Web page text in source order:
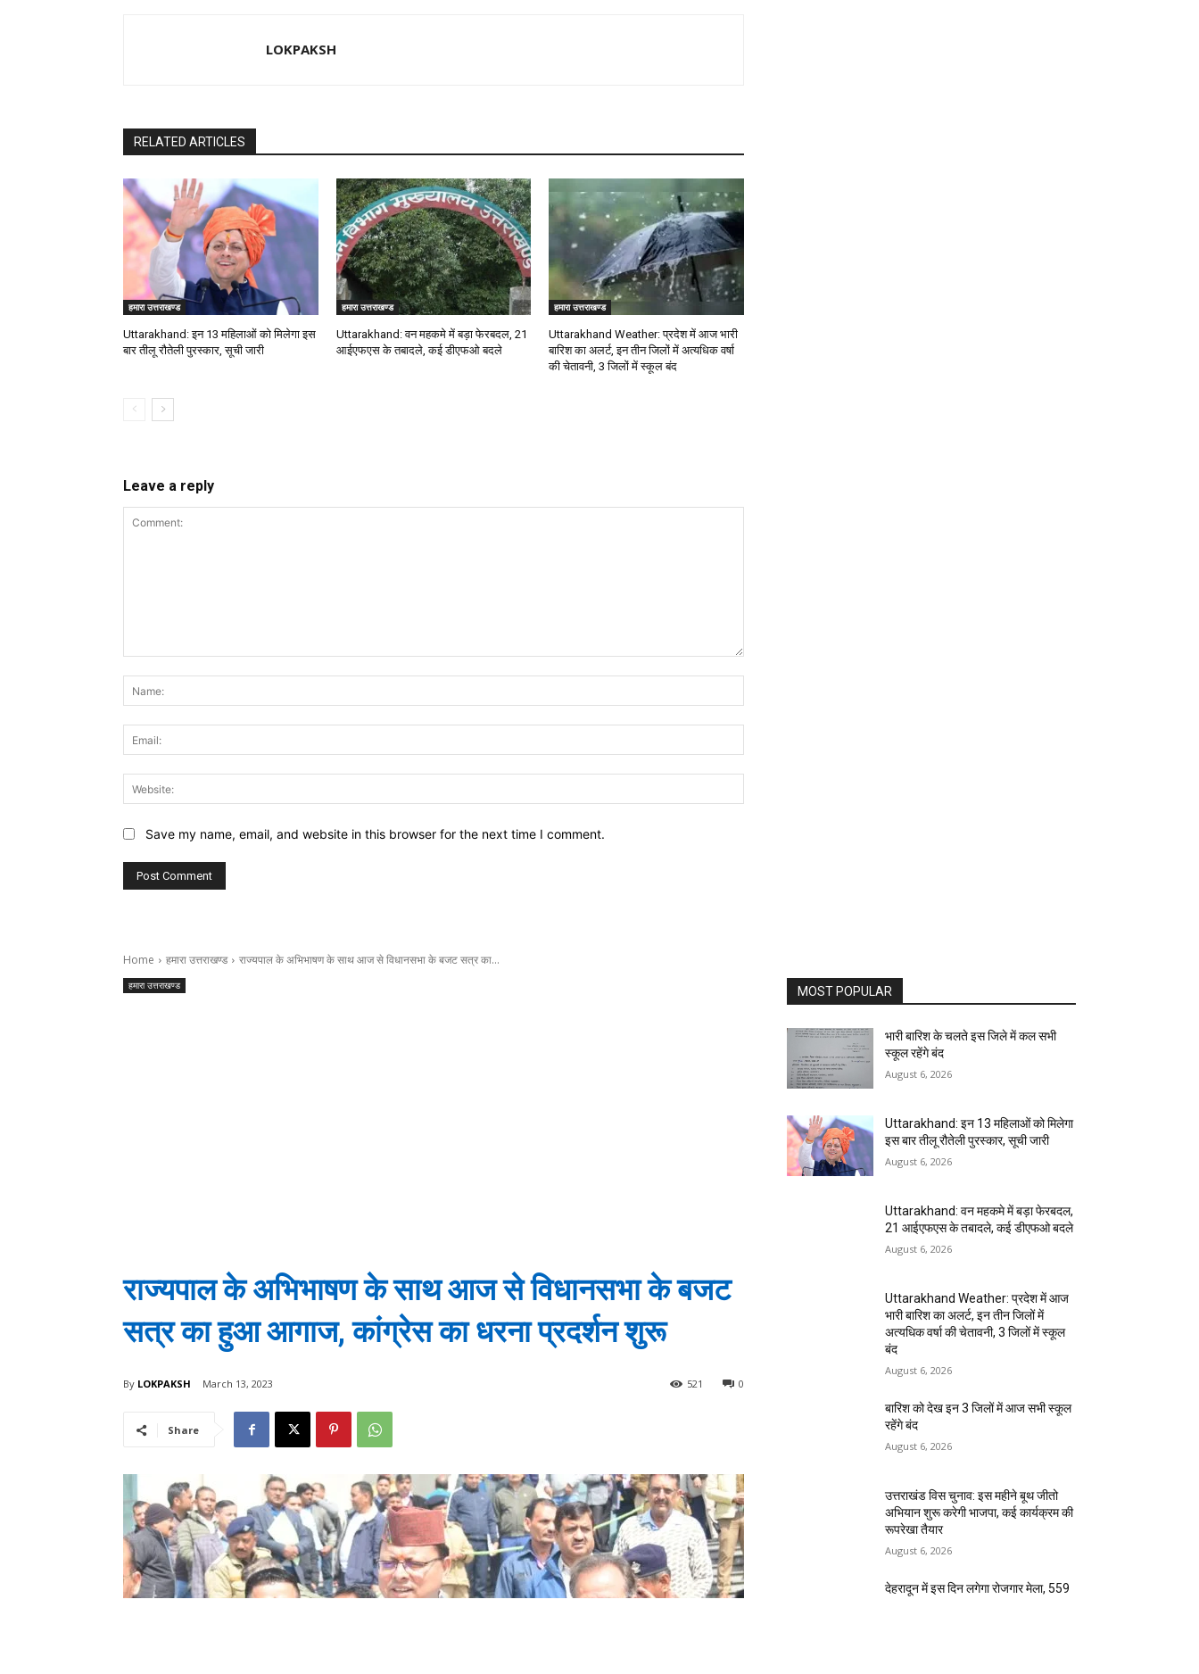
LOKPAKSH
RELATED ARTICLES
हमारा उत्तराखण्ड
Uttarakhand: इन 13 महिलाओं को मिलेगा इस
बार तीलू रौतेली पुरस्कार, सूची जारी
हमारा उत्तराखण्ड
Uttarakhand: वन महकमे में बड़ा फेरबदल, 21
आईएफएस के तबादले, कई डीएफओ बदले
हमारा उत्तराखण्ड
Uttarakhand Weather: प्रदेश में आज भारी
बारिश का अलर्ट, इन तीन जिलों में अत्यधिक वर्षा
की चेतावनी, 3 जिलों में स्कूल बंद
Leave a reply
Save my name, email, and website in this browser for the next time I comment.